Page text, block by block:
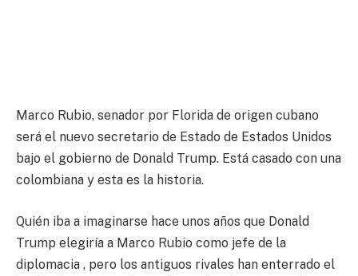
Marco Rubio, senador por Florida de origen cubano
será el nuevo secretario de Estado de Estados Unidos
bajo el gobierno de Donald Trump. Está casado con una
colombiana y esta es la historia.
Quién iba a imaginarse hace unos años que Donald
Trump elegiría a Marco Rubio como jefe de la
diplomacia , pero los antiguos rivales han enterrado el